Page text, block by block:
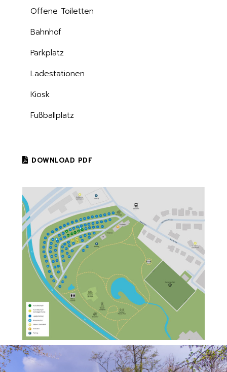
Offene Toiletten
Bahnhof
Parkplatz
Ladestationen
Kiosk
Fußballplatz
DOWNLOAD PDF